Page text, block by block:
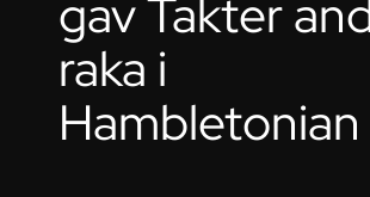
gav Takter
raka i
Hambletonian